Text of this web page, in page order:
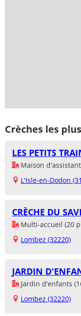
Crèches les
LES PETITS
Maison
L'Isle-en-Dodon
CRÈCHE DU
Multi-accueil (20
Lombez (32220)
JARDIN
Jardin d'enfants
Lombez (32220)